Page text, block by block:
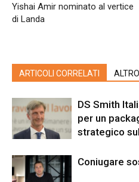
Yishai Amir nominato al vertice
di Landa
ARTICOLI CORRELATI
DS Smith
per un
strategico
Coniugare